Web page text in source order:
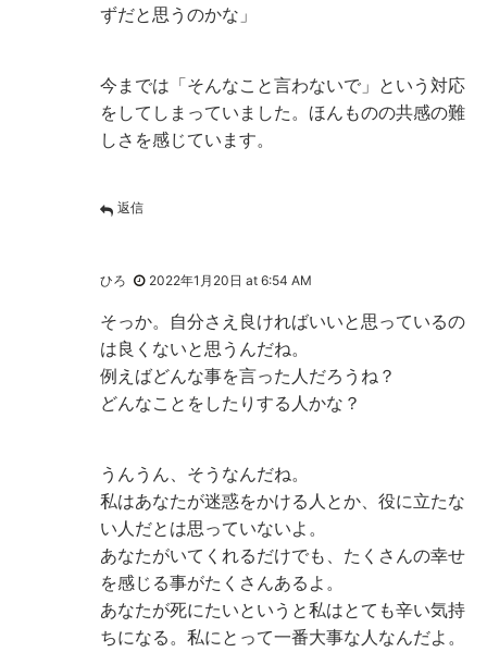
ずだと思うのかな」
今までは「そんなこと言わないで」という対応
をしてしまっていました。ほんものの共感の難
しさを感じています。
返信
ひろ 2022年1月20日 at 6:54 AM
そっか。自分さえ良ければいいと思っているの
は良くないと思うんだね。
例えばどんな事を言った人だろうね？
どんなことをしたりする人かな？
うんうん、そうなんだね。
私はあなたが迷惑をかける人とか、役に立たな
い人だとは思っていないよ。
あなたがいてくれるだけでも、たくさんの幸せ
を感じる事がたくさんあるよ。
あなたが死にたいというと私はとても辛い気持
ちになる。私にとって一番大事な人なんだよ。